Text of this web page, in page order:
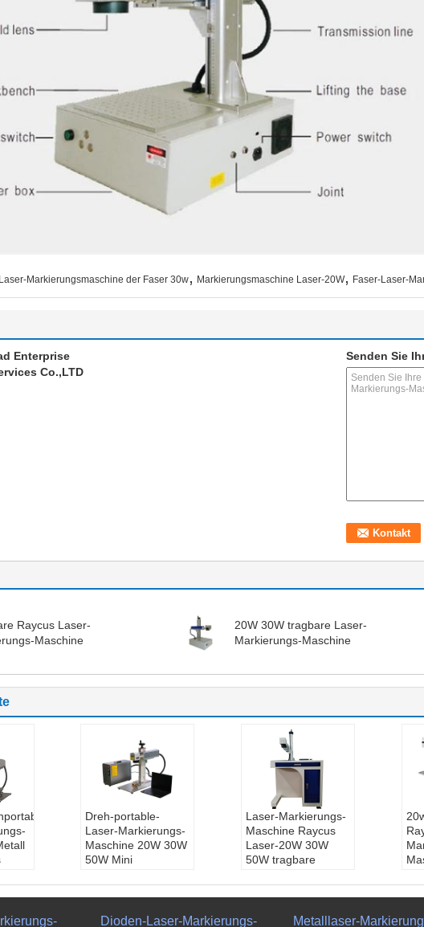
Laser-Markierungsmaschine der Faser 30w, Markierungsmaschine Laser-20W, Faser-Laser-
Enterprise
Co.,LTD
Senden Sie
Raycus Laser-
Maschine
20W 30W tragbare Laser-
Markierungs-Maschine
Dreh-portable-
Laser-Markierungs-
Maschine 20W 30W
50W Mini
Laser-Markierungs-
Laser-Art: Faser-
Laser-Markierungs-
Maschine Raycus
Laser-20W 30W
50W tragbare
Laser-Markierungs-
Laser-Art:Faser-
Dioden-Laser-Markierungs- Metalllaser-